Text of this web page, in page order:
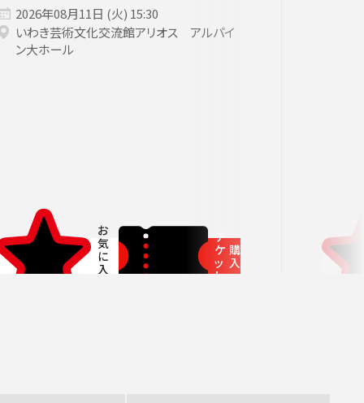
ください。
主催公演夏休みコンサート
ートにじクラ室内楽
の森芸術劇場東京芸術劇場
兼芸術顧問］
ジュ特典対象未就学児OK
2026年08月11日 (火) 15:30
いわき芸術文化交流館アリオス アルパイ
ン大ホール
チ
ケ
ッ
ト
購
入